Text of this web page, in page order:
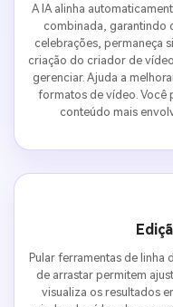
A IA alinha
combinada, garantindo
celebrações, permaneça
criação do criador de
gerenciar. Ajuda a
formatos de vídeo. Você
conteúdo mais
Pular ferramentas de linha
de arrastar permitem
visualiza os resultados